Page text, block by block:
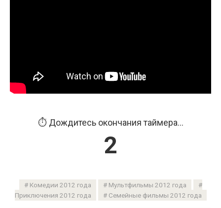
⏱️ Дождитесь окончания таймера...
1
Комедии 2012 года
Мультфильмы 2012 года
Приключения 2012 года
Семейные фильмы 2012 года